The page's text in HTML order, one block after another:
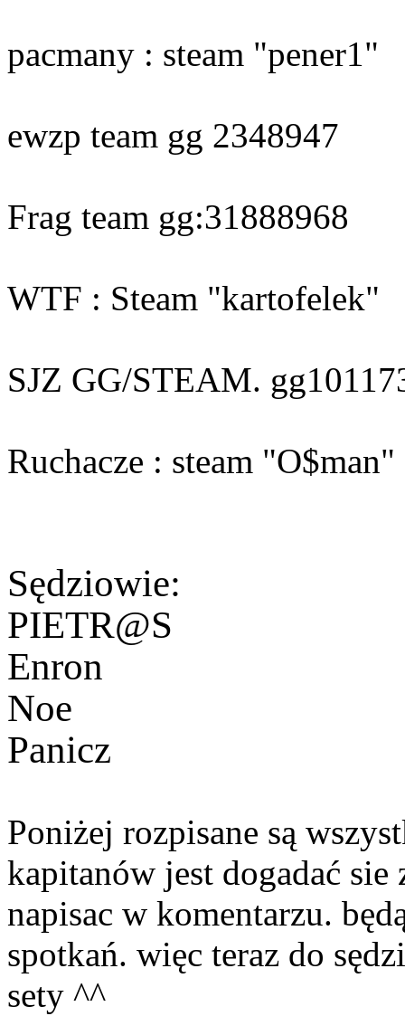
pacmany : steam "pener1"
ewzp team gg 2348947
Frag team gg:31888968
WTF : Steam "kartofelek"
SJZ GG/STEAM.
Ruchacze : steam
Sędziowie:
PIETR@S
Enron
Noe
Panicz
Poniżej rozpisane są
kapitanów jest dogadać
napisac w komentarzu.
spotkań. więc teraz do
sety ^^